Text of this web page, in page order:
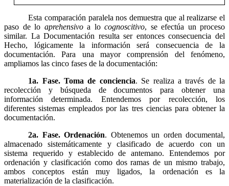
Esta comparación paralela nos demuestra que al realizarse el
paso de lo aprehensivoa lo cognoscitivo, se efectúa un proceso
similar. La Documentación resulta ser entonces consecuencia del
Hecho, lógicamente la información será consecuencia de la
documentación. Para una mayor comprensión del fenómeno,
ampliamos las cinco fases de la documentación:
1a. Fase. Toma de conciencia. Se realiza a través de la
recolección y búsqueda de documentos para obtener una
información determinada. Entendemos por recolección, los
diferentes sistemas empleados por las tres ciencias para obtener la
documentación.
2a. Fase. Ordenación. Obtenemos un orden documental,
almacenado sistemáticamente y clasificado de acuerdo con un
sistema requerido y establecido de antemano. Entendemos por
ordenación y clasificación como dos ramas de un mismo trabajo,
ambos conceptos están muy ligados, la ordenación es la
materialización de la clasificación.